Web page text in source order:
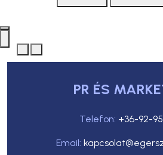
PR ÉS
Telefon: +36-92-
Email: